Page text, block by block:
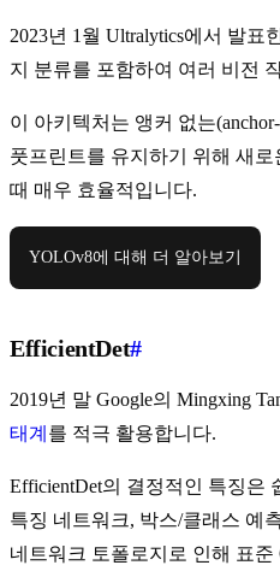
2023년 1월 Ultralytics에서 발표
지 분류를 포함하여 여러 비전
이 아키텍처는 앵커 없는
풋프린트를 유지하기 위해 새로
때 매우 효율적입니다.
YOLOv8에 대해 더 알아보기
EfficientDet#
2019년 말 Google의 Mingxing
태계 를 적극 활용합니다.
EfficientDet의 결정적인 특징은
특징 네트워크, 박스/클래스 예
네트워크 토폴로지로 인해 표